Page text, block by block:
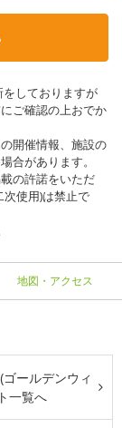
しておりますが
ご確認の上おでか
開催情報、施設の
合があります。
の許諾をいただ
使用)は禁止で
地図・アクセス
ゴールデンウィ
一覧へ